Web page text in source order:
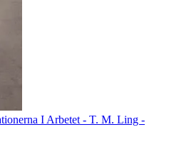
I Arbetet - T. M. Ling -